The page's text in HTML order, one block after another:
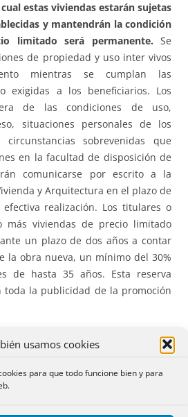
usamos cookies
para que todo funcione bien y para
estas viviendas estarán sujetas
y mantendrán la condición
limitado será permanente. Se
de propiedad y uso inter vivos
mientras se cumplan las
exigidas a los beneficiarios. Los
de las condiciones de uso,
situaciones personales de los
sobrevenidas que
en la facultad de disposición de
comunicarse por escrito a la
y Arquitectura en el plazo de
realización. Los titulares o
más viviendas de precio limitado
un plazo de dos años a contar
la obra nueva, un mínimo del 30%
de hasta 35 años. Esta reserva
la publicidad de la promoción
11 a la DA 12ª de la Ley 3/2024, de
solicitar la inscripción provisional